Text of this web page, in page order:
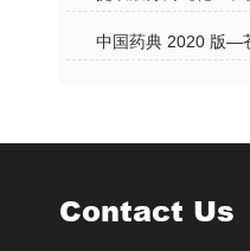
中国药典 2020 版—
Contact Us